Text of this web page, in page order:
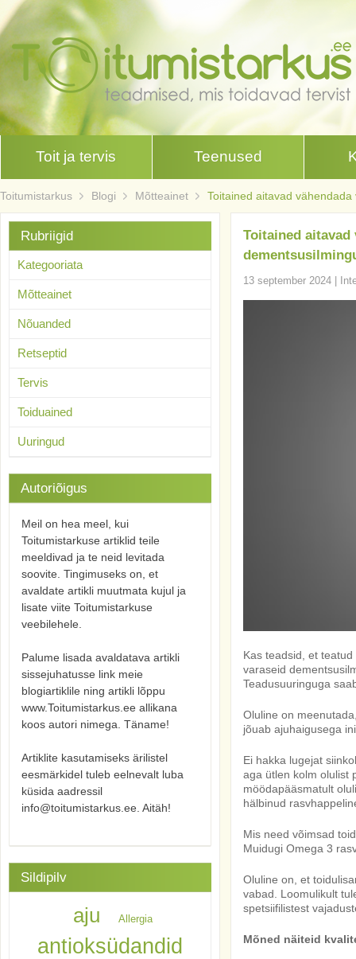
Toit ja tervis Teenused
Toitumistarkus Blogi Mõtteainet Toitained aitavad
Toitained aitavad
13 september 2024
Kas teadsid, et
varaseid
Teadusuuringuga
Oluline on
jõuab ajuhaigusega
Ei hakka lugejat
aga ütlen kolm olulist
möödapääsmatult
hälbinud
Mis need võimsad
Muidugi Omega 3
Oluline on, et
vabad. Loomulikult
spetsiifilistest
Mõned näiteid
Rubriigid
Kategooriata
Mõtteainet
Nõuanded
Retseptid
Tervis
Toiduained
Uuringud
Autoriõigus
Meil on hea meel, kui
Toitumistarkuse artiklid teile
meeldivad ja te neid levitada
soovite. Tingimuseks on, et
avaldate artikli muutmata kujul ja
lisate viite Toitumistarkuse
veebilehele.
Palume lisada avaldatava artikli
sissejuhatusse link meie
blogiartiklile ning artikli lõppu
www.Toitumistarkus.ee allikana
koos autori nimega. Täname!
Artiklite kasutamiseks ärilistel
eesmärkidel tuleb eelnevalt luba
küsida aadressil
info@toitumistarkus.ee. Aitäh!
Sildipilv
aju Allergia
antioksüdandid